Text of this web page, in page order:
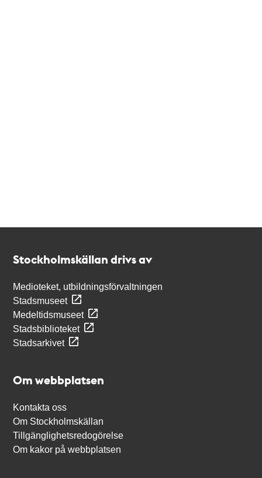
Stockholmskällan drivs av
Medioteket, utbildningsförvaltningen
Stadsmuseet
Medeltidsmuseet
Stadsbiblioteket
Stadsarkivet
Om webbplatsen
Kontakta oss
Om Stockholmskällan
Tillgänglighetsredogörelse
Om kakor på webbplatsen